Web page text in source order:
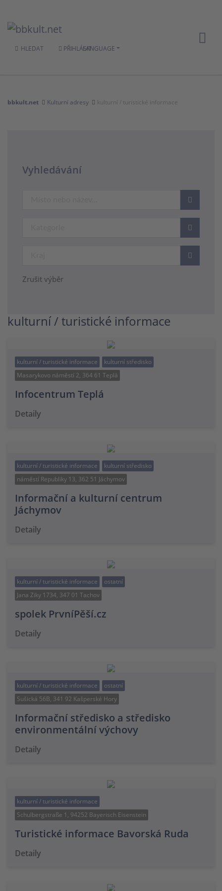
HLEDAT PŘIHLÁSITLANGUAGE
bbkult.net Kulturní adresy kulturní / turistické informace
Vyhledávání
Zrušit výběr
kulturní / turistické informace
kulturní / turistické informace
kulturní středisko
Masarykovo náměstí 2, 364 61 Teplá
Infocentrum Teplá
Detaily
kulturní / turistické informace
kulturní středisko
náměstí Republiky 13, 362 51 Jáchymov
Informační a kulturní centrum
Jáchymov
Detaily
kulturní / turistické informace
ostatní
Jana Ziky 1734, 347 01 Tachov
spolek PrvníPěší.cz
Detaily
kulturní / turistické informace
ostatní
Sušická 56B, 341 92 Kašperské Hory
Informační středisko a středisko
environmentální výchovy
Detaily
kulturní / turistické informace
Schulbergstraße 1, 94252 Bayerisch Eisenstein
Turistické informace Bavorská Ruda
Detaily